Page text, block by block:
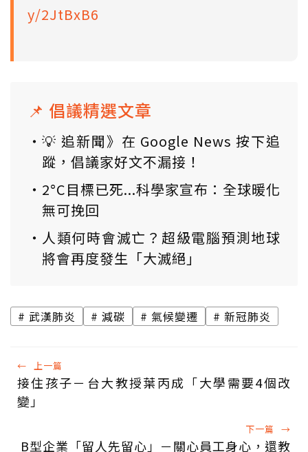
y/2JtBxB6
📌 倡議精選文章
💡 追新聞》在 Google News 按下追
蹤，倡議家好文不漏接！
2°C目標已死...科學家宣布：全球暖化
無可挽回
人類何時會滅亡？超級電腦預測地球
將會再度發生「大滅絕」
武漢肺炎 減碳 氣候變遷 新冠肺炎
← 上一篇
接住孩子－台大教授葉丙成「大學需要4個改
變」
下一篇 →
B型企業「留人先留心」－關心員工身心，還教